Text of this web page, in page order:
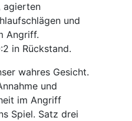
agierten
und
Angriff.
in Rückstand.
wahres Gesicht.
und
im Angriff
Spiel. Satz drei